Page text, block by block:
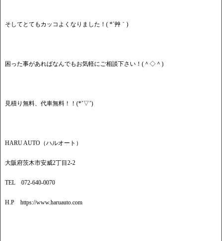
そしてとてもカッコよくなりました！( *´艸｀)
困った事があればなんでもお気軽にご相談下さい！(＾◇＾)
見積り無料、代車無料！！(*’▽’)
HARU AUTO（ハルオート）
大阪府茨木市安威2丁目2-2
TEL 072-640-0070
H.P https://www.haruauto.com